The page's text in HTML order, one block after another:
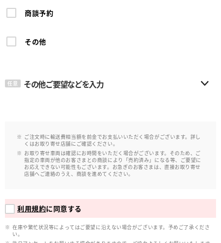
商談予約
その他
任意 その他ご要望などを入力
ご注文時に輸送費相当額を前金でお支払いいただく場合がございます。詳し
くはお取り寄せ店舗にご確認ください。
お取り寄せ車両は確認にお時間をいただく場合がございます。そのため、ご
指定の車両が他のお客さまとの商談により「売約済み」になる等、ご要望に
お応えできない可能性もございます。お急ぎのお客さまは、直接お取り寄せ
店舗へご連絡のうえ、商談を進めてください。
利用規約に同意する
在庫や繁忙状況等によってはご要望に沿えない場合がございます。予めご了承くださ
い。